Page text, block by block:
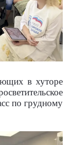
в хуторе
по грудному